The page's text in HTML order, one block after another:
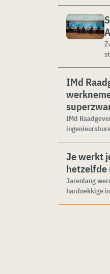
IMd
IMd
Je werkt
hetzelfde
Jarenlang
hardnekkige